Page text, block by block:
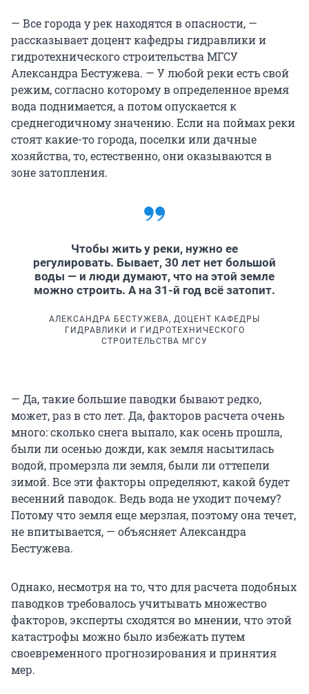
— Все города у рек находятся в опасности, —
рассказывает доцент кафедры гидравлики и
гидротехнического строительства МГСУ
Александра Бестужева. — У любой реки есть свой
режим, согласно которому в определенное время
вода поднимается, а потом опускается к
среднегодичному значению. Если на поймах реки
стоят какие-то города, поселки или дачные
хозяйства, то, естественно, они оказываются в
зоне затопления.
Чтобы жить у реки, нужно ее
регулировать. Бывает, 30 лет нет большой
воды — и люди думают, что на этой земле
можно строить. А на 31-й год всё затопит.
АЛЕКСАНДРА БЕСТУЖЕВА, ДОЦЕНТ КАФЕДРЫ
ГИДРАВЛИКИ И ГИДРОТЕХНИЧЕСКОГО
СТРОИТЕЛЬСТВА МГСУ
— Да, такие большие паводки бывают редко,
может, раз в сто лет. Да, факторов расчета очень
много: сколько снега выпало, как осень прошла,
были ли осенью дожди, как земля насытилась
водой, промерзла ли земля, были ли оттепели
зимой. Все эти факторы определяют, какой будет
весенний паводок. Ведь вода не уходит почему?
Потому что земля еще мерзлая, поэтому она течет,
не впитывается, — объясняет Александра
Бестужева.
Однако, несмотря на то, что для расчета подобных
паводков требовалось учитывать множество
факторов, эксперты сходятся во мнении, что этой
катастрофы можно было избежать путем
своевременного прогнозирования и принятия
мер.